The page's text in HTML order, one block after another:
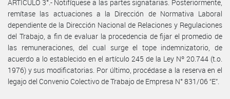
ARTÍCULO 3°.- Notifíquese a las partes signatarias. Posteriormente,
remítase las actuaciones a la Dirección de Normativa Laboral
dependiente de la Dirección Nacional de Relaciones y Regulaciones
del Trabajo, a fin de evaluar la procedencia de fijar el promedio de
las remuneraciones, del cual surge el tope indemnizatorio, de
acuerdo a lo establecido en el artículo 245 de la Ley Nº 20.744 (t.o.
1976) y sus modificatorias. Por último, procédase a la reserva en el
legajo del Convenio Colectivo de Trabajo de Empresa N° 831/06 “E”.